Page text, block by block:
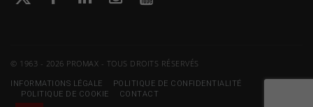
© 1963 - 2026 PROMAX - TOUS DROITS RÉSERVÉS
INFORMATIONS LÉGALE
POLITIQUE DE CONFIDENTIALITÉ
POLITIQUE DE COOKIE
CONTACT